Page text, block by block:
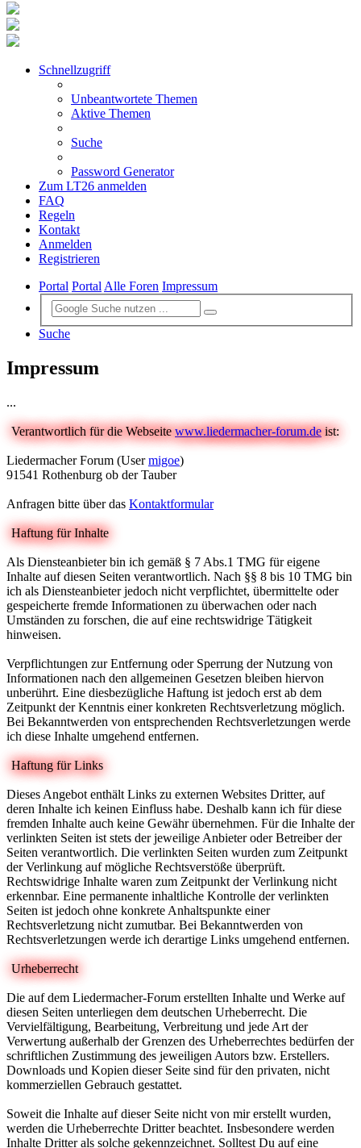
Schnellzugriff
Unbeantwortete Themen
Aktive Themen
Suche
Password Generator
Zum LT26 anmelden
FAQ
Regeln
Kontakt
Anmelden
Registrieren
Portal PortalAlle Foren Impressum
Suche
Impressum
...
Verantwortlich für die Webseitewww.liedermacher-forum.deist:
Liedermacher Forum (Usermigoe)
91541 Rothenburg ob der Tauber
Anfragen bitte über das Kontaktformular
Haftung für Inhalte
Als Diensteanbieter bin ich gemäß § 7 Abs.1 TMG für eigene
Inhalte auf diesen Seiten verantwortlich. Nach §§ 8 bis 10 TMG bin
ich als Diensteanbieter jedoch nicht verpflichtet, übermittelte oder
gespeicherte fremde Informationen zu überwachen oder nach
Umständen zu forschen, die auf eine rechtswidrige Tätigkeit
hinweisen.
Verpflichtungen zur Entfernung oder Sperrung der Nutzung von
Informationen nach den allgemeinen Gesetzen bleiben hiervon
unberührt. Eine diesbezügliche Haftung ist jedoch erst ab dem
Zeitpunkt der Kenntnis einer konkreten Rechtsverletzung möglich.
Bei Bekanntwerden von entsprechenden Rechtsverletzungen werde
ich diese Inhalte umgehend entfernen.
Haftung für Links
Dieses Angebot enthält Links zu externen Websites Dritter, auf
deren Inhalte ich keinen Einfluss habe. Deshalb kann ich für diese
fremden Inhalte auch keine Gewähr übernehmen. Für die Inhalte der
verlinkten Seiten ist stets der jeweilige Anbieter oder Betreiber der
Seiten verantwortlich. Die verlinkten Seiten wurden zum Zeitpunkt
der Verlinkung auf mögliche Rechtsverstöße überprüft.
Rechtswidrige Inhalte waren zum Zeitpunkt der Verlinkung nicht
erkennbar. Eine permanente inhaltliche Kontrolle der verlinkten
Seiten ist jedoch ohne konkrete Anhaltspunkte einer
Rechtsverletzung nicht zumutbar. Bei Bekanntwerden von
Rechtsverletzungen werde ich derartige Links umgehend entfernen.
Urheberrecht
Die auf dem Liedermacher-Forum erstellten Inhalte und Werke auf
diesen Seiten unterliegen dem deutschen Urheberrecht. Die
Vervielfältigung, Bearbeitung, Verbreitung und jede Art der
Verwertung außerhalb der Grenzen des Urheberrechtes bedürfen der
schriftlichen Zustimmung des jeweiligen Autors bzw. Erstellers.
Downloads und Kopien dieser Seite sind für den privaten, nicht
kommerziellen Gebrauch gestattet.
Soweit die Inhalte auf dieser Seite nicht von mir erstellt wurden,
werden die Urheberrechte Dritter beachtet. Insbesondere werden
Inhalte Dritter als solche gekennzeichnet. Solltest Du auf eine